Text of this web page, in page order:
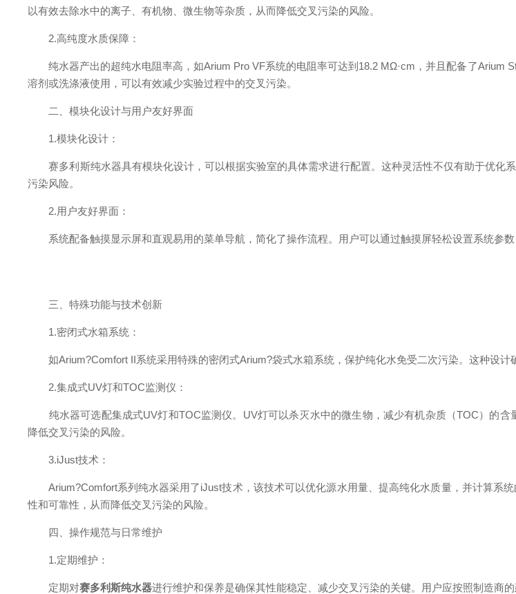
以有效去除水中的离子、有机物、微生物等杂质，从而降低交叉污染的风险。
2.高纯度水质保障：
纯水器产出的超纯水电阻率高，如Arium Pro VF系统的电阻率可达到18.2 MΩ·cm，并且配备了Arium
溶剂或洗涤液使用，可以有效减少实验过程中的交叉污染。
二、模块化设计与用户友好界面
1.模块化设计：
赛多利斯纯水器具有模块化设计，可以根据实验室的具体需求进行配置。这种灵活性不仅有助于优化
污染风险。
2.用户友好界面：
系统配备触摸显示屏和直观易用的菜单导航，简化了操作流程。用户可以通过触摸屏轻松设置系统参数
三、特殊功能与技术创新
1.密闭式水箱系统：
如Arium?Comfort II系统采用特殊的密闭式Arium?袋式水箱系统，保护纯化水免受二次污染。这种设计
2.集成式UV灯和TOC监测仪：
纯水器可选配集成式UV灯和TOC监测仪。UV灯可以杀灭水中的微生物，减少有机杂质（TOC）的含
降低交叉污染的风险。
3.iJust技术：
Arium?Comfort系列纯水器采用了iJust技术，该技术可以优化源水用量、提高纯化水质量，并计算系
性和可靠性，从而降低交叉污染的风险。
四、操作规范与日常维护
1.定期维护：
定期对赛多利斯纯水器进行维护和保养是确保其性能稳定、减少交叉污染的关键。用户应按照制造商